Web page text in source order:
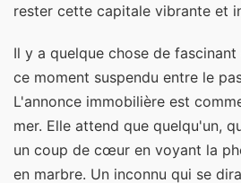
rester cette capitale vibrante et
Il y a quelque chose de
ce moment suspendu entre le
L'annonce immobilière est
mer. Elle attend que quelqu'un,
un coup de cœur en voyant la
en marbre. Un inconnu qui se